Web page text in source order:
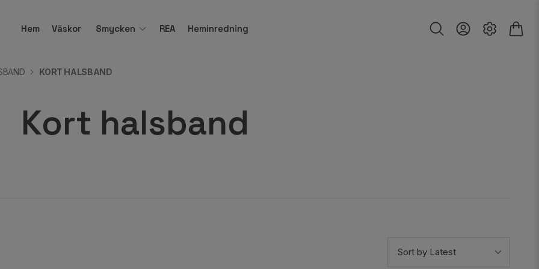
Hem Väskor Smycken REA Heminredning
KORT HALSBAND
Kort halsband